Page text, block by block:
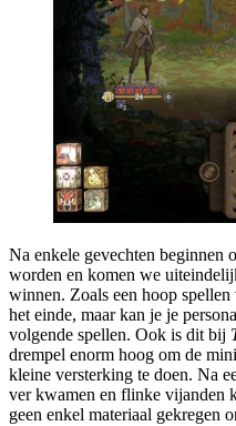
Na enkele gevechten beginnen
worden en komen we
winnen. Zoals een hoop
het einde, maar kan je je
volgende spellen. Ook is dit bij
drempel enorm hoog om de
kleine versterking te doen. Na
ver kwamen en flinke vijanden
geen enkel materiaal gekregen